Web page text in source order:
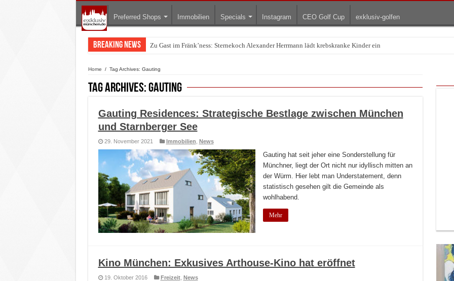
Preferred Shops Immobilien Specials Instagram CEO Golf Cup exklusiv-golfen
Breaking News Zu Gast im Fränk’ness: Sternekoch Alexander Herrmann lädt krebskranke Kinder ein
Warum München gerade zum Treffpunkt der Lingerie-Branche wurde
Home / Tag Archives: Gauting
Tag Archives:Gauting
Gauting Residences: Strategische Bestlage zwischen München
und Starnberger See
29. November 2021 Immobilien News
Gauting hat seit jeher eine Sonderstellung für
Münchner, liegt der Ort nicht nur idyllisch mitten an
der Würm. Hier lebt man Understatement, denn
statistisch gesehen gilt die Gemeinde als
wohlhabend.
Mehr
Kino München: Exkusives Arthouse-Kino hat eröffnet
19. Oktober 2016 Freizeit, News